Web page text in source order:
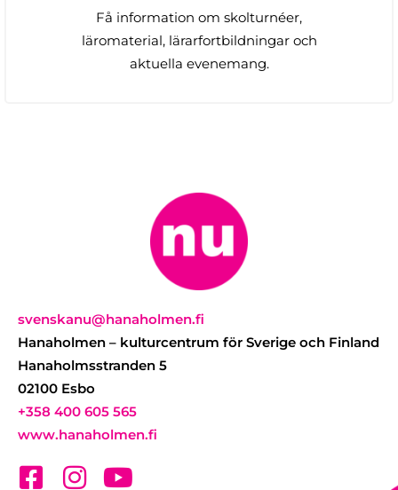
Få information om skolturnéer,
läromaterial, lärarfortbildningar och
aktuella evenemang.
svenskanu@hanaholmen.fi
Hanaholmen – kulturcentrum för Sverige och Finland
Hanaholmsstranden 5
02100 Esbo
+358 400 605 565
www.hanaholmen.fi